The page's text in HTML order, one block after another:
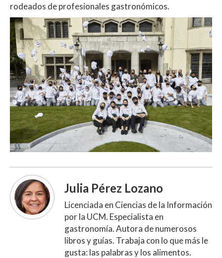
rodeados de profesionales gastronómicos.
Julia Pérez Lozano
Licenciada en Ciencias de la Información
por la UCM. Especialista en
gastronomía. Autora de numerosos
libros y guías. Trabaja con lo que más le
gusta: las palabras y los alimentos.